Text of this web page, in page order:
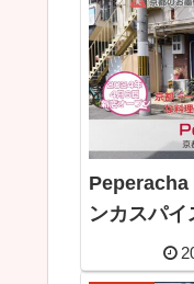
Peperacha
ンカスパ